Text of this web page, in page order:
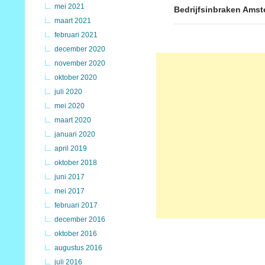
Bedrijfsinbraken
mei 2021
maart 2021
februari 2021
december 2020
november 2020
oktober 2020
juli 2020
mei 2020
maart 2020
januari 2020
april 2019
oktober 2018
juni 2017
mei 2017
februari 2017
december 2016
oktober 2016
augustus 2016
juli 2016